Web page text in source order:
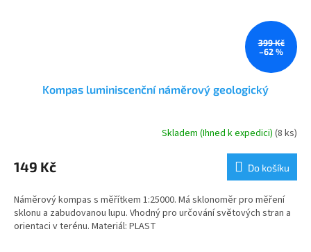
399 Kč
–62 %
Kompas luminiscenční náměrový geologický
Skladem (Ihned k expedici) (8 ks)
149 Kč Do košíku
Náměrový kompas s měřítkem 1:25000. Má sklonoměr pro měření
sklonu a zabudovanou lupu. Vhodný pro určování světových stran a
orientaci v terénu. Materiál: PLAST